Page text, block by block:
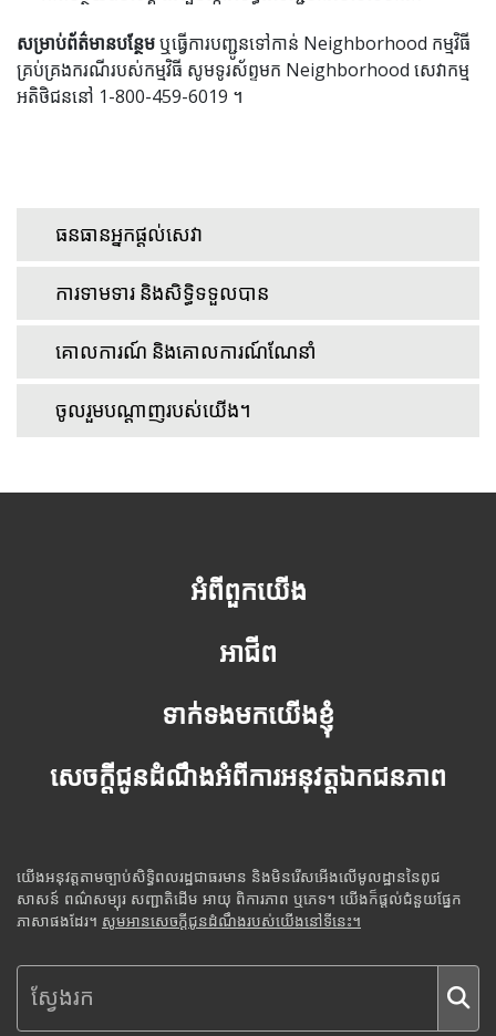
សម្រាប់ព័ត៌មានបន្ថែមឬធ្វើការបញ្ជូនទៅកាន់ Neighborhood កម្មវិធី
គ្រប់គ្រងករណីរបស់កម្មវិធី សូមទូរស័ព្ទមក Neighborhood សេវាកម្ម
អតិថិជននៅ 1-800-459-6019 ។
ធនធានអ្នកផ្តល់សេវា
ការទាមទារ និងសិទ្ធិទទួលបាន
គោលការណ៍ និងគោលការណ៍ណែនាំ
ចូលរួមបណ្តាញរបស់យើង។
អំពីពួកយើង
អាជីព
ទាក់ទងមកយើងខ្ញុំ
សេចក្តីជូនដំណឹងអំពីការអនុវត្តឯកជនភាព
យើងអនុវត្តតាមច្បាប់សិទ្ធិពលរដ្ឋជាធរមាន និងមិនរើសអើងលើមូលដ្ឋាននៃពូជ
សាសន៍ ពណ៌សម្បុរ សញ្ជាតិដើម អាយុ ពិការភាព ឬភេទ។ យើងក៏ផ្តល់ជំនួយផ្នែក
ភាសាផងដែរ។ សូមអានសេចក្តីជូនដំណឹងរបស់យើងនៅទីនេះ។